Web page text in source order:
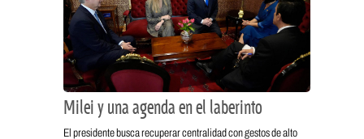
Milei y una agenda en el laberinto
El presidente busca recuperar centralidad con gestos de alto